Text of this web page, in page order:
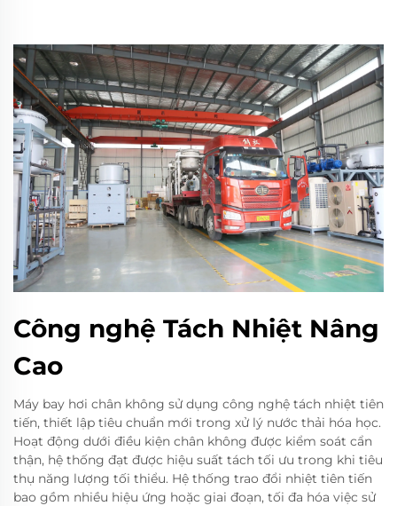
Công nghệ Tách Nhiệt Nâng
Cao
Máy bay hơi chân không sử dụng công nghệ tách nhiệt tiên
tiến, thiết lập tiêu chuẩn mới trong xử lý nước thải hóa học.
Hoạt động dưới điều kiện chân không được kiểm soát cẩn
thận, hệ thống đạt được hiệu suất tách tối ưu trong khi tiêu
thụ năng lượng tối thiểu. Hệ thống trao đổi nhiệt tiên tiến
bao gồm nhiều hiệu ứng hoặc giai đoạn, tối đa hóa việc sử